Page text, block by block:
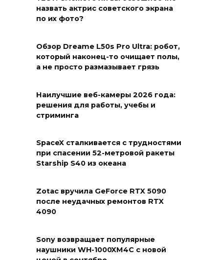
назвать актрис советского экрана
по их фото?
Обзор Dreame L50s Pro Ultra: робот,
который наконец-то очищает полы,
а не просто размазывает грязь
Наилучшие веб-камеры 2026 года:
решения для работы, учебы и
стриминга
SpaceX сталкивается с трудностями
при спасении 52-метровой ракеты
Starship S40 из океана
Zotac вручила GeForce RTX 5090
после неудачных ремонтов RTX
4090
Sony возвращает популярные
наушники WH-1000XM4C с новой